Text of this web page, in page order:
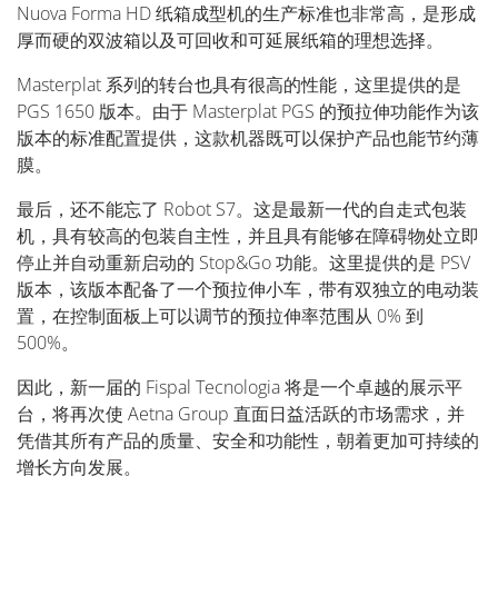
Nuova Forma HD 纸箱成型机的生产标准也非常高，是形成
厚而硬的双波箱以及可回收和可延展纸箱的理想选择。
Masterplat 系列的转台也具有很高的性能，这里提供的是
PGS 1650 版本。由于 Masterplat PGS 的预拉伸功能作为该
版本的标准配置提供，这款机器既可以保护产品也能节约薄
膜。
最后，还不能忘了 Robot S7。这是最新一代的自走式包装
机，具有较高的包装自主性，并且具有能够在障碍物处立即
停止并自动重新启动的 Stop&Go 功能。这里提供的是 PSV
版本，该版本配备了一个预拉伸小车，带有双独立的电动装
置，在控制面板上可以调节的预拉伸率范围从 0% 到
500%。
因此，新一届的 Fispal Tecnologia 将是一个卓越的展示平
台，将再次使 Aetna Group 直面日益活跃的市场需求，并
凭借其所有产品的质量、安全和功能性，朝着更加可持续的
增长方向发展。